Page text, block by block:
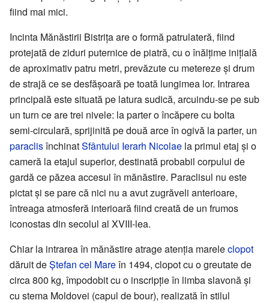
fiind mai mici.
Incinta Mănăstirii Bistrița are o formă patrulateră, fiind
protejată de ziduri puternice de piatră, cu o înălțime inițială
de aproximativ patru metri, prevăzute cu metereze și drum
de strajă ce se desfășoară pe toată lungimea lor. Intrarea
principală este situată pe latura sudică, arcuindu-se pe sub
un turn ce are trei nivele: la parter o încăpere cu bolta
semi-circulară, sprijinită pe două arce în ogivă la parter, un
paraclisînchinatSfântului Ierarh Nicolae la primul etaj și o
cameră la etajul superior, destinată probabil corpului de
gardă ce păzea accesul în mănăstire. Paraclisul nu este
pictat și se pare că nici nu a avut zugrăveli anterioare,
întreaga atmosferă interioară fiind creată de un frumos
iconostas din secolul al XVIII-lea.
Chiar la intrarea în mănăstire atrage atenția mareleclopot
dăruit deŞtefan cel Mareîn 1494, clopot cu o greutate de
circa 800 kg, împodobit cu o inscripție în limba slavonă și
cu stema Moldovei (capul de bour), realizată în stilul